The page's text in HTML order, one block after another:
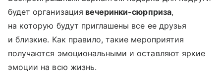
будет организация вечеринки-сюрприза,
на которую будут приглашены все ее друзья
и близкие. Как правило, такие мероприятия
получаются эмоциональными и оставляют яркие
эмоции на всю жизнь.